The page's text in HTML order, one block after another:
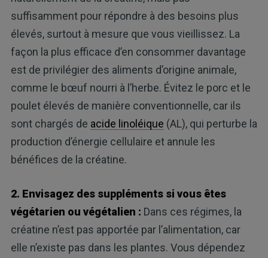
suffisamment pour répondre à des besoins plus
élevés, surtout à mesure que vous vieillissez. La
façon la plus efficace d’en consommer davantage
est de privilégier des aliments d’origine animale,
comme le bœuf nourri à l’herbe. Évitez le porc et le
poulet élevés de manière conventionnelle, car ils
sont chargés de acide linoléique (AL), qui perturbe la
production d’énergie cellulaire et annule les
bénéfices de la créatine.
2. Envisagez des suppléments si vous êtes
végétarien ou végétalien : Dans ces régimes, la
créatine n’est pas apportée par l’alimentation, car
elle n’existe pas dans les plantes. Vous dépendez